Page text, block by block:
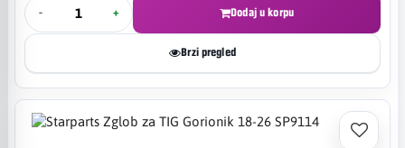
- + Dodaj u korpu
Brzi pregled